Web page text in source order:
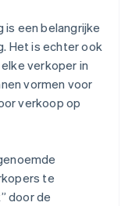
een belangrijke
Het is echter ook
verkoper in
vormen voor
verkoop op
te
door de